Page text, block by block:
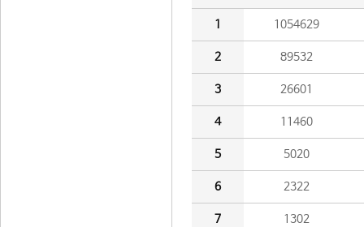
1 1054629
2 89532
3 26601
4 11460
5 5020
6 2322
7 1302